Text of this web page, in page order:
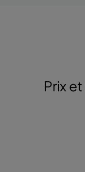
Prix et